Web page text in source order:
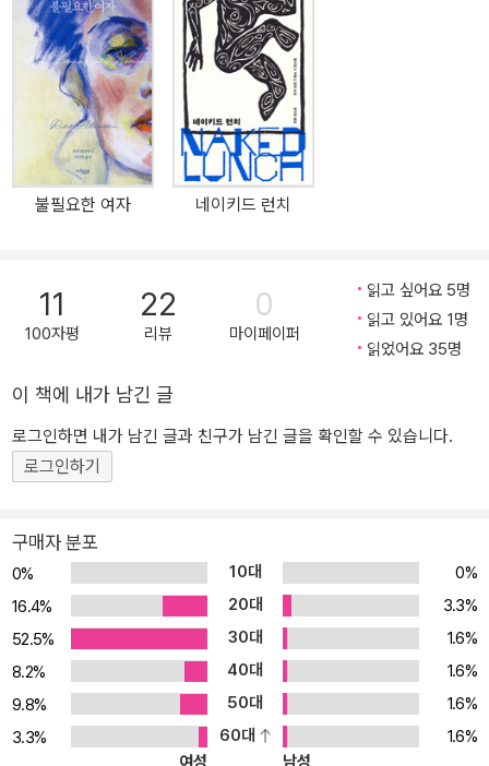
억할 수밖에 없었다. 2021년 랜덤하우스에서 출간한 첫 장편소설
《디트랜지션, 베이비》는 트랜스젠더 작가 최초로 여성문학상(Wome
n’s Prize for Fiction) 후보에 올라 격렬한 논쟁을 촉발했다. ‘트랜스
젠더는 여성인가’, 더 나아가 ‘여성은 누구인가’ 하는 본질적 물음으로
문학계와 페미니스트 사이에서 각론이 오갔다. 하지만 뜨거웠던 논쟁
만큼이나 트랜스젠더 독자와 시스젠더 여성은 물론 폭넓은 독자에게
열광적으로 읽히며 〈뉴욕타임스〉 베스트셀러에 올랐다. 2021년 〈뉴
욕타임스〉 ‘21세기 최고의 책 100권’에 선정되었고 2022년에는 펜/
‘트랜스젠더 문학의 정전’으로 자리매김했다. 두 명의 트랜스젠더, 한
명의 시스젠더 여성 새로운 형태의 가족을 꿈꾸기 시작하다 이야기는
절대 함께하지 못할 것 같은 인물들이 얽히며 시작한다. 트랜스젠더
여성 ‘리즈’와 ‘에이미’는 연인이었지만, 에이미가 트랜스 혐오로 가득
끝난다. 에이미는 다시 남성이 되어 ‘에임스’라는 이름으로 안정적인
직업을 구한다. 그리고 자신의 상사인 시스젠더 여성 ‘카트리나’와 새
려오고, 에임스는 혼란에 빠진다. 사회적 혐오 때문에 생물학적 남성
으로 돌아왔다. 하지만 사실 자신이 남성인지 여전히 확신이 없다. 그
런데 아버지가 될 수 있을까? 아버지가 되는 건 가장 ‘남자다운’ 일이
어야 하지 않나? 그때 에임스에게 리즈가 떠오른다. 항상 아이를 키우
고 싶어했지만, 아이를 가질 수 없는 트랜스 여성이기에 낙담하던 리
즈. 에임스와 헤어진 뒤로 리즈는 소모적인 관계만 반복하며 지내고
있었다. 어쩌면 셋이서 가족을 이룰 수 있지 않을까? 카트리나, 에임
스, 리즈는 한자리에 모인다. 그리고 새로운 형태의 가족을 어떻게 만
불필요한 여자 네이키드 런치
11
100자평
22
리뷰
0
마이페이퍼
읽고 싶어요 5명
읽고 있어요 1명
읽었어요 35명
이 책에 내가 남긴 글
로그인하면 내가 남긴 글과 친구가 남긴 글을 확인할 수 있습니다.
로그인하기
구매자 분포
0% 10대
0%
16.4%
20대
3.3%
52.5%
30대
1.6%
8.2%
40대
1.6%
9.8%
50대
1.6%
3.3%
60대
1.6%
여성
남성